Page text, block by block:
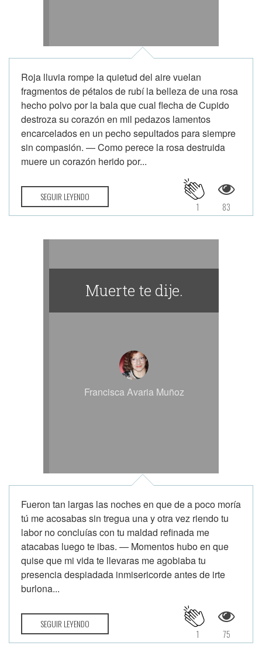
Roja lluvia rompe la quietud del aire vuelan
fragmentos de pétalos de rubí la belleza de una rosa
hecho polvo por la bala que cual flecha de Cupido
destroza su corazón en mil pedazos lamentos
encarcelados en un pecho sepultados para siempre
sin compasión. — Como perece la rosa destruida
muere un corazón herido por...
SEGUIR LEYENDO
83
1
Muerte te dije.
Francisca Avaria Muñoz
Fueron tan largas las noches en que de a poco moría
tú me acosabas sin tregua una y otra vez riendo tu
labor no concluías con tu maldad refinada me
atacabas luego te ibas. — Momentos hubo en que
quise que mi vida te llevaras me agobiaba tu
presencia despiadada inmisericorde antes de irte
burlona...
SEGUIR LEYENDO
75
1